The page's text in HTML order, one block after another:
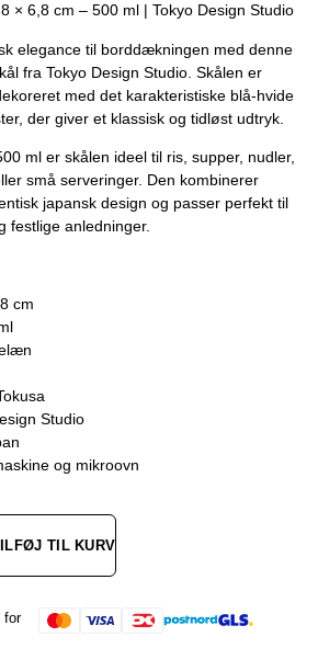
× 6,8 cm – 500 ml | Tokyo Design Studio
elegance til borddækningen med denne
fra Tokyo Design Studio. Skålen er
med det karakteristiske blå-hvide
der giver et klassisk og tidløst udtryk.
ml er skålen ideel til ris, supper, nudler,
små serveringer. Den kombinerer
japansk design og passer perfekt til
festlige anledninger.
cm
Studio
og mikroovn
TIL KURV
for